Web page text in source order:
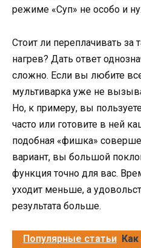
режиме «Суп» не особо и
Стоит ли переплачивать
нагрев? Дать ответ
сложно. Если вы любите
мультиварка уже не
Но, к примеру, вы
часто или готовите в ней
подобная «фишка»
вариант, вы большой
функция точно для вас.
уходит меньше, а
результата больше.
Популярные статьи Как